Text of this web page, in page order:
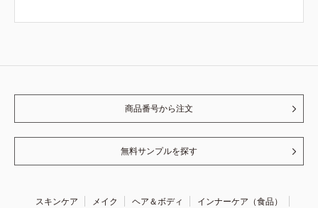
商品番号から注文
無料サンプルを探す
スキンケア メイク ヘア＆ボディ
インナーケア（食品）